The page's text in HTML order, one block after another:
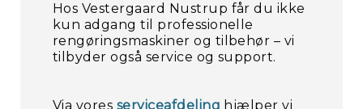
Hos Vestergaard Nustrup får du ikke
kun adgang til professionelle
rengøringsmaskiner og tilbehør – vi
tilbyder også service og support.
Via vores serviceafdeling hjælper vi